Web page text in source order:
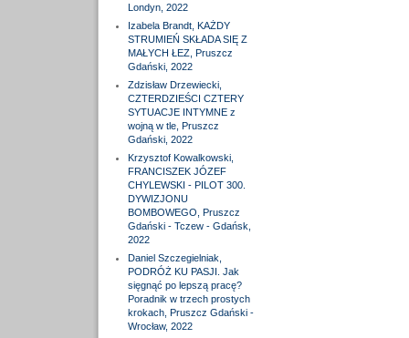
Londyn, 2022
Izabela Brandt, KAŻDY
STRUMIEŃ SKŁADA SIĘ Z
MAŁYCH ŁEZ, Pruszcz
Gdański, 2022
Zdzisław Drzewiecki,
CZTERDZIEŚCI CZTERY
SYTUACJE INTYMNE z
wojną w tle, Pruszcz
Gdański, 2022
Krzysztof Kowalkowski,
FRANCISZEK JÓZEF
CHYLEWSKI - PILOT 300.
DYWIZJONU
BOMBOWEGO, Pruszcz
Gdański - Tczew - Gdańsk,
2022
Daniel Szczegielniak,
PODRÓŻ KU PASJI. Jak
sięgnąć po lepszą pracę?
Poradnik w trzech prostych
krokach, Pruszcz Gdański -
Wrocław, 2022